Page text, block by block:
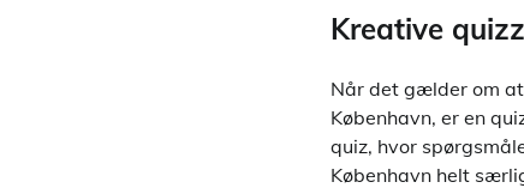
Kreative
Når det gælder om
København, er en
quiz, hvor
København helt